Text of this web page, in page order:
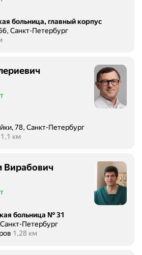
больница, главный корпус
Санкт-Петербург
710 м
78, Санкт-Петербург
Расстояние 1,1 км
1,1 км
Вирабович
больница № 31
Петербург
Расстояние 1,28 км
1,28 км